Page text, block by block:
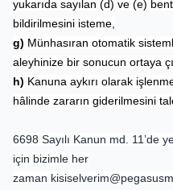
yukarıda sayılan (d) ve (e)
bildirilmesini isteme,
g) Münhasıran otomatik
aleyhinize bir sonucun ortaya
h) Kanuna aykırı olarak
hâlinde zararın giderilmesini
6698 Sayılı Kanun md. 11’de
için bizimle her
zaman